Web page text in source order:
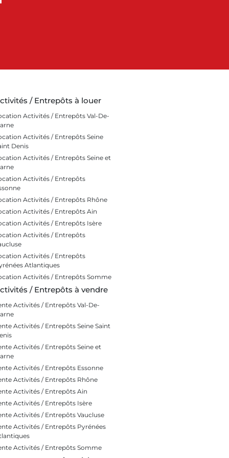
/ Entrepôts à louer
Activités / Entrepôts Val-De-
Activités / Entrepôts Seine
Denis
Activités / Entrepôts Seine et
Activités / Entrepôts
Activités / Entrepôts Rhône
Activités / Entrepôts Ain
Activités / Entrepôts Isère
Activités / Entrepôts
Activités / Entrepôts
Atlantiques
Activités / Entrepôts Somme
/ Entrepôts à vendre
Activités / Entrepôts Val-De-
Activités / Entrepôts Seine Saint
Activités / Entrepôts Seine et
Activités / Entrepôts Essonne
Activités / Entrepôts Rhône
Activités / Entrepôts Ain
Activités / Entrepôts Isère
Activités / Entrepôts Vaucluse
Activités / Entrepôts Pyrénées
Activités / Entrepôts Somme